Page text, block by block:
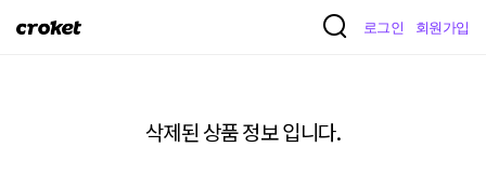
크
로그인 회원가입
삭제된 상품 정보 입니다.